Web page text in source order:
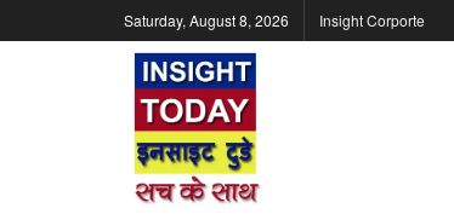
Saturday, August 8, 2026 Insight Corporte